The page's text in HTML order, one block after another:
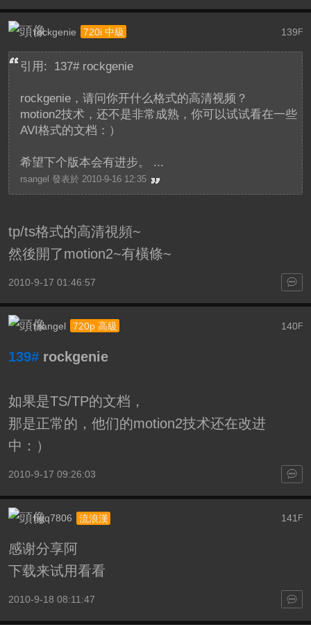
139 F
rockgenie 720i 中級
引用: 137# rockgenie
rockgenie，请问你开什么格式的高清视频？
motion2技术，还不是非常成熟，你可以试试看在一些
AVI格式的文档：）
希望下个版本会有进步。 ...
rsangel 發表於 2010-9-16 12:35
tp/ts格式的高清視頻~
然後開了motion2~有橫條~
2010-9-17 01:46:57
140F
rsangel 720p 高級
139# rockgenie
如果是TS/TP的文档，
那是正常的，他们的motion2技术还在改进
中：）
2010-9-17 09:26:03
141 F
hgq7806 流浪漢
感谢分享阿
下载来试用看看
2010-9-18 08:11:47